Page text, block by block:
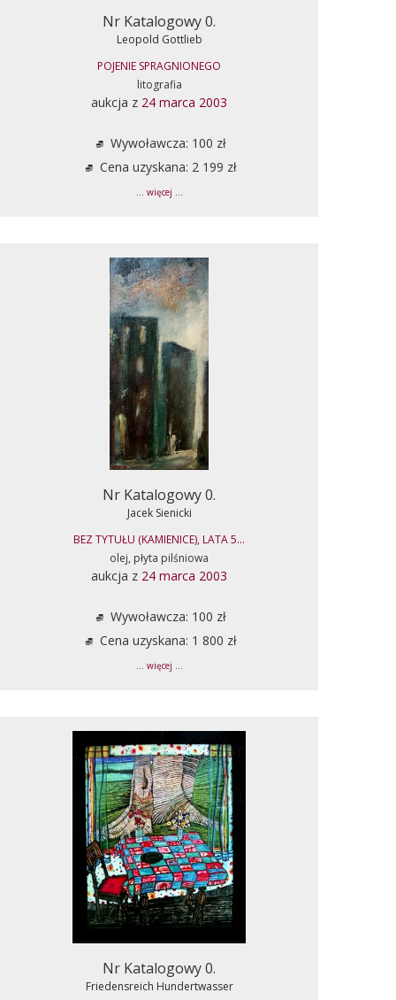
Nr Katalogowy 0.
Leopold Gottlieb
POJENIE SPRAGNIONEGO
litografia
aukcja z 24 marca 2003
Wywoławcza: 100 zł
Cena uzyskana: 2 199 zł
... więcej ...
Nr Katalogowy 0.
Jacek Sienicki
BEZ TYTUŁU (KAMIENICE), LATA 5...
olej, płyta pilśniowa
aukcja z 24 marca 2003
Wywoławcza: 100 zł
Cena uzyskana: 1 800 zł
... więcej ...
Nr Katalogowy 0.
Friedensreich Hundertwasser